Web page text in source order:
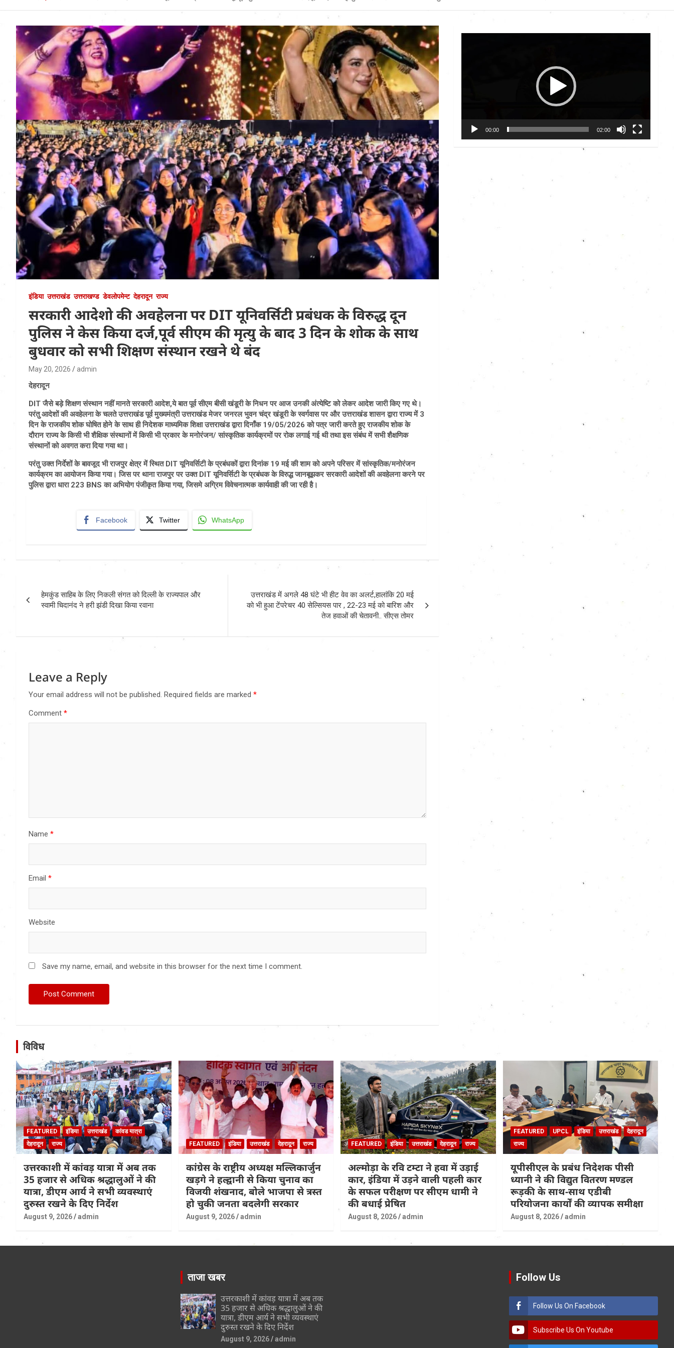
Uttarakhand News in
Hindi
इंडिया उत्तराखंड उत्तराखण्ड डेवलोपमेन्ट देहरादून राज्य
सरकारी आदेशो की अवहेलना पर DIT यूनिवर्सिटी प्रबंधक के विरुद्ध दून
पुलिस ने केस किया दर्ज,पूर्व सीएम की मृत्यु के बाद 3 दिन के शोक के साथ
बुधवार को सभी शिक्षण संस्थान रखने थे बंद
May 20, 2026 admin
देहरादून
DIT जैसे बड़े शिक्षण संस्थान नहीं मानते सरकारी आदेश,ये बात पूर्व सीएम बीसी खंडूरी के निधन पर आज उनकी अंत्येष्टि को लेकर आदेश जारी किए गए थे।
परंतु आदेशों की अवहेलना के चलते उत्तराखंड पूर्व मुख्यमंत्री उत्तराखंड मेजर जनरल भुवन चंद्र खंडूरी के स्वर्गवास पर और उत्तराखंड शासन द्वारा राज्य में 3
दिन के राजकीय शोक घोषित होने के साथ ही निदेशक माध्यमिक शिक्षा उत्तराखंड द्वारा दिनाँक 19/05/2026 को पत्र जारी करते हुए राजकीय शोक के
दौरान राज्य के किसी भी शैक्षिक संस्थानों में किसी भी प्रकार के मनोरंजन/ सांस्कृतिक कार्यक्रमों पर रोक लगाई गई थी तथा इस संबंध में सभी शैक्षणिक
संस्थानों को अवगत करा दिया गया था।
परंतु उक्त निर्देशों के बावजूद भी राजपुर क्षेत्र में स्थित DIT यूनिवर्सिटी के प्रबंधकों द्वारा दिनांक 19 मई की शाम को अपने परिसर में सांस्कृतिक/मनोरंजन
कार्यक्रम का आयोजन किया गया। जिस पर थाना राजपुर पर उक्त DIT यूनिवर्सिटी के प्रबंधक के विरुद्ध जानबूझकर सरकारी आदेशों की अवहेलना करने पर
पुलिस द्वारा धारा 223 BNS का अभियोग पंजीकृत किया गया, जिसमे अग्रिम विवेचनात्मक कार्यवाही की जा रही है।
Facebook Twitter WhatsApp
Post
navigation
हेमकुंड साहिब के लिए निकली संगत को दिल्ली के राज्यपाल और
स्वामी चिदानंद ने हरी झंडी दिखा किया रवाना
उत्तराखंड में अगले 48 घंटे भी हीट वेव का अलर्ट,हालांकि 20 मई
को भी हुआ टेंपरेचर 40 सेल्सियस पार , 22-23 मई को बारिश और
तेज हवाओं की चेतावनी.. सीएस तोमर
Leave a Reply
Your email address will not be published. Required fields are marked *
Comment *
Name *
Email *
Website
Save my name, email, and website in this browser for the next time I comment.
00:00 02:00
विविध
FEATURED इंडिया उत्तराखंड
कांवड यात्रा
देहरादून
राज्य
उत्तरकाशी में कांवड़ यात्रा में अब तक
35 हजार से अधिक श्रद्धालुओं ने की
यात्रा, डीएम आर्य ने सभी व्यवस्थाएं
दुरुस्त रखने के दिए निर्देश
August 9, 2026 admin
FEATURED इंडिया उत्तराखंड देहरादून राज्य
कांग्रेस के राष्ट्रीय अध्यक्ष मल्लिकार्जुन
खड़गे ने हल्द्वानी से किया चुनाव का
विजयी शंखनाद, बोले भाजपा से त्रस्त
हो चुकी जनता बदलेगी सरकार
August 9, 2026 admin
FEATURED इंडिया उत्तराखंड देहरादून राज्य
अल्मोड़ा के रवि टम्टा ने हवा में उड़ाई
कार, इंडिया में उड़ने वाली पहली कार
के सफल परीक्षण पर सीएम धामी ने
की बधाई प्रेषित
August 8, 2026 admin
FEATURED UPCL इंडिया उत्तराखंड
देहरादून
राज्य
यूपीसीएल के प्रबंध निदेशक पीसी
ध्यानी ने की विद्युत वितरण मण्डल
रूड़की के साथ-साथ एडीबी
परियोजना कार्यों की व्यापक समीक्षा
August 8, 2026 admin
ताजा खबर
उत्तरकाशी में कांवड़ यात्रा में अब तक
35 हजार से अधिक श्रद्धालुओं ने की
यात्रा, डीएम आर्य ने सभी व्यवस्थाएं
दुरुस्त रखने के दिए निर्देश
August 9, 2026 admin
Follow Us
Follow Us On Facebook
Subscribe Us On Youtube